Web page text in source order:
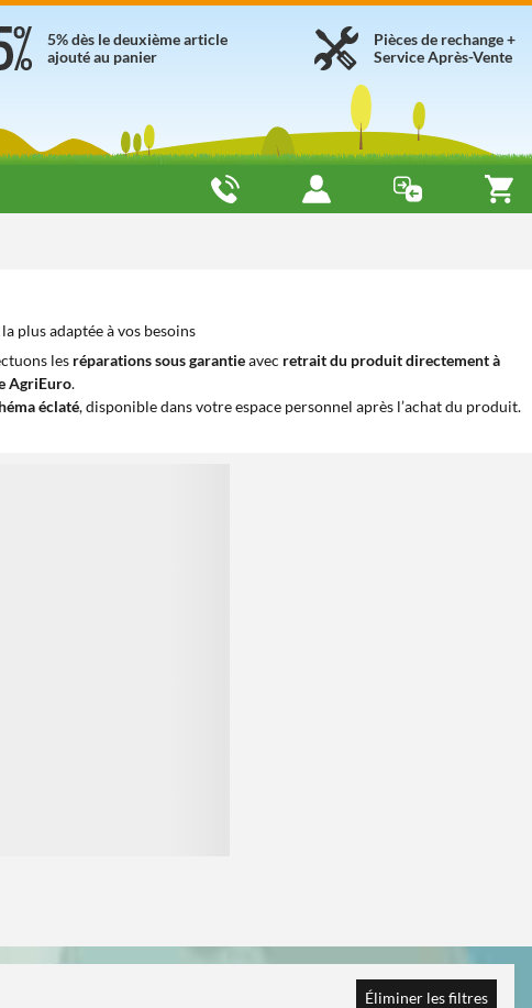
Pièces de rechange +
Service Après-Vente
5% dès le deuxième article
ajouté au panier
plus adaptée à vos besoins
les réparations sous garantieavec retrait du produit directement à
AgriEuro.
éclaté, disponible dans votre espace personnel après l’achat du produit.
Éliminer les filtres